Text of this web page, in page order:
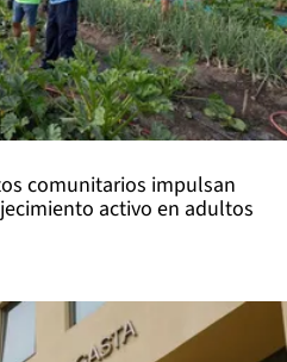
comunitarios impulsan
activo en adultos